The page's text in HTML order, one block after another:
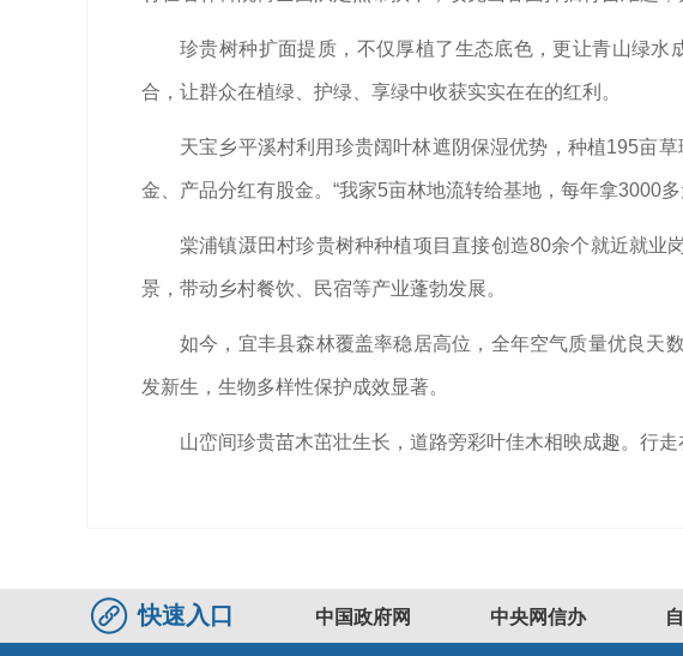
珍贵树种扩面提质，不仅厚植了生态底色，更让青山绿水
合，让群众在植绿、护绿、享绿中收获实实在在的红利。
天宝乡平溪村利用珍贵阔叶林遮阴保湿优势，种植195亩
金、产品分红有股金。“我家5亩林地流转给基地，每年拿3000
棠浦镇滠田村珍贵树种种植项目直接创造80余个就近就业
景，带动乡村餐饮、民宿等产业蓬勃发展。
如今，宜丰县森林覆盖率稳居高位，全年空气质量优良天
发新生，生物多样性保护成效显著。
山峦间珍贵苗木茁壮生长，道路旁彩叶佳木相映成趣。行
快速入口 中国政府网 中央网信办